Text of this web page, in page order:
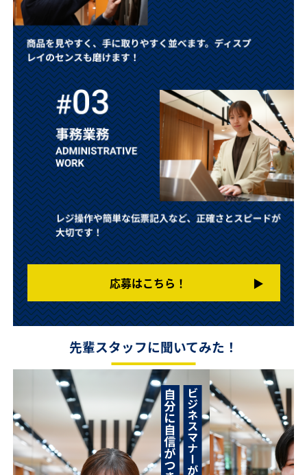
応募はこちら！ ▶︎
先輩スタッフに聞いてみた！